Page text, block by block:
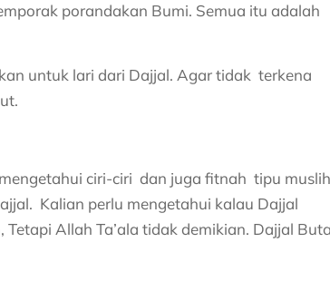
porandakan Bumi. Semua itu adalah
untuk lari dari Dajjal. Agar tidak terkena
ciri-ciri dan juga fitnah tipu
Kalian perlu mengetahui kalau Dajjal
Allah Ta’ala tidak demikian. Dajjal